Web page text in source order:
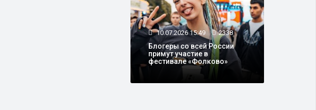
10.07.2026 15:49 2338
Блогеры со всей России
примут участие в
фестивале «Фолково»